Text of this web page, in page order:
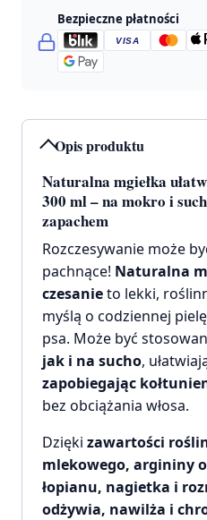
Opis produktu
Naturalna mgiełka
300 ml – na mokro i
zapachem
Rozczesywanie może
pachnące! Naturalna
czesanieto lekki,
myślą o codziennej
psa. Może być
jak i na sucho,
zapobiegając
bez obciążania włosa.
Dzięki zawartości
mlekowego, argininy
łopianu, nagietka i
odżywia, nawilża i
Bezpieczne płatności
VISA